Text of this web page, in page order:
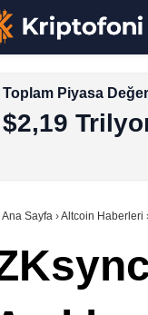
Toplam Piyasa
$2,19
Ana Sayfa ›Altcoin Haberleri